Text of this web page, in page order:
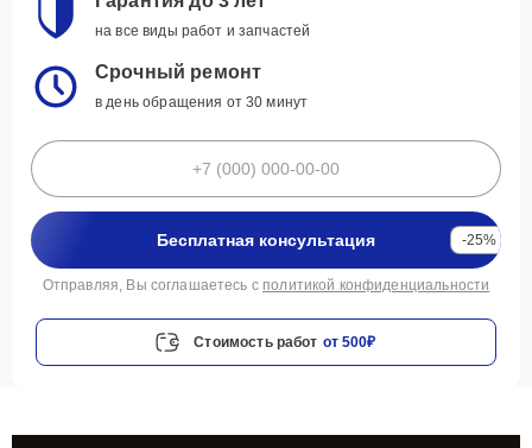
на все виды работ и запчастей
Срочный ремонт
в день обращения от 30 минут
Бесплатная консультация -25%
Отправляя, Вы соглашаетесь с политикой конфиденциальности
Стоимость работ от 500₽